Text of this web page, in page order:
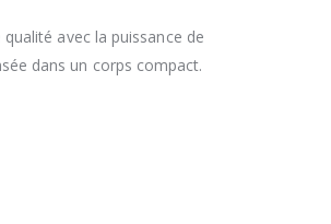
avec la puissance de
dans un corps compact.